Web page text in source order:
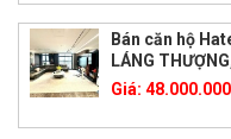
Bán căn hộ
LÁNG
Giá: